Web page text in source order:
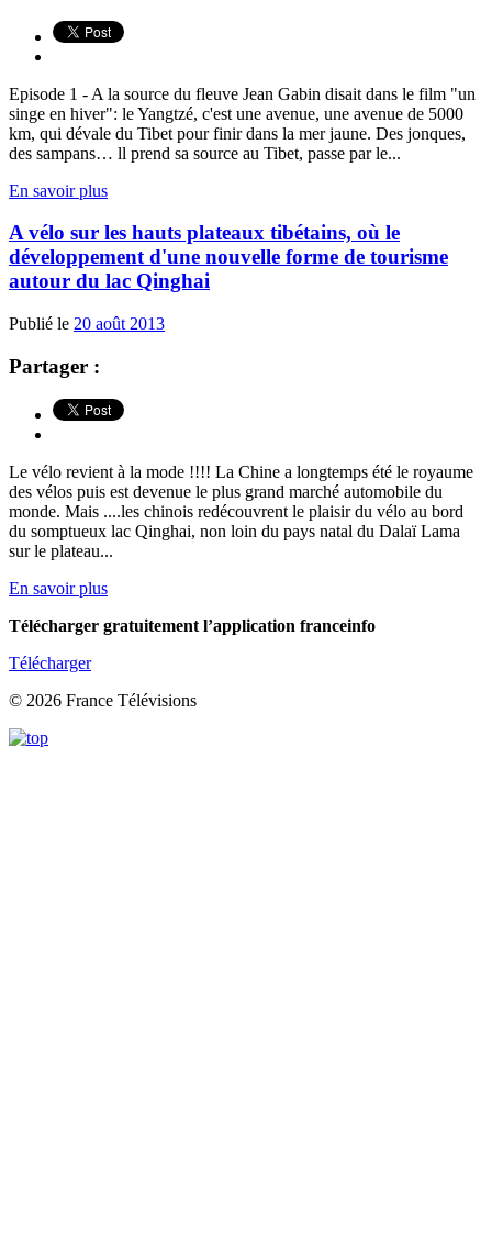
Episode 1 - A la source du fleuve Jean Gabin disait dans le film "un
singe en hiver": le Yangtzé, c'est une avenue, une avenue de 5000
km, qui dévale du Tibet pour finir dans la mer jaune. Des jonques,
des sampans… ll prend sa source au Tibet, passe par le...
En savoir plus
A vélo sur les hauts plateaux tibétains, où le
développement d'une nouvelle forme de tourisme
autour du lac Qinghai
Publié le 20 août 2013
Partager :
Le vélo revient à la mode !!!! La Chine a longtemps été le royaume
des vélos puis est devenue le plus grand marché automobile du
monde. Mais ....les chinois redécouvrent le plaisir du vélo au bord
du somptueux lac Qinghai, non loin du pays natal du Dalaï Lama
sur le plateau...
En savoir plus
Télécharger gratuitement l’application franceinfo
Télécharger
© 2026 France Télévisions